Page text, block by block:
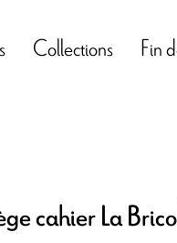
Collections Fin
cahier La